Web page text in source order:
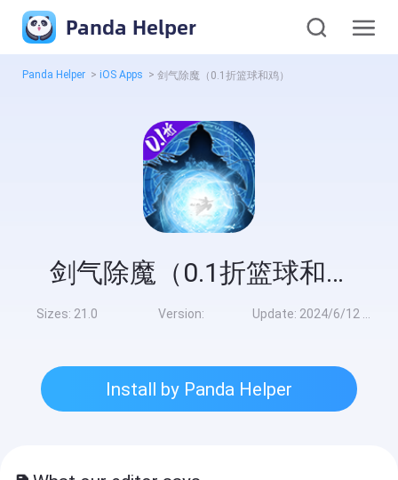
Panda Helper
Panda Helper > iOS Apps > 剑气除魔（0.1折篮球和鸡）
剑气除魔（0.1折篮球和鸡）
Sizes: 21.0 Version: Update: 2024/6/12 8:00:00
Install by Panda Helper